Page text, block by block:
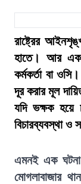
রাষ্ট্রের
হাতে। আর
কর্মকর্তা বা
দূর করার মূল
যদি ভক্ষক হয়ে
বিচারব্যবস্থা ও
এমনই এক ঘটনা
মোগলাবাজার